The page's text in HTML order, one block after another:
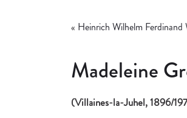
« Heinrich Wilhelm Ferdinand
Madeleine
(Villaines-la-Juhel, 1896/